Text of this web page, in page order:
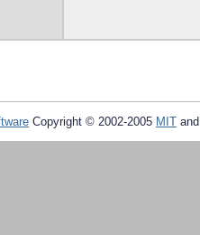
Copyright © 2002-2005 MIT